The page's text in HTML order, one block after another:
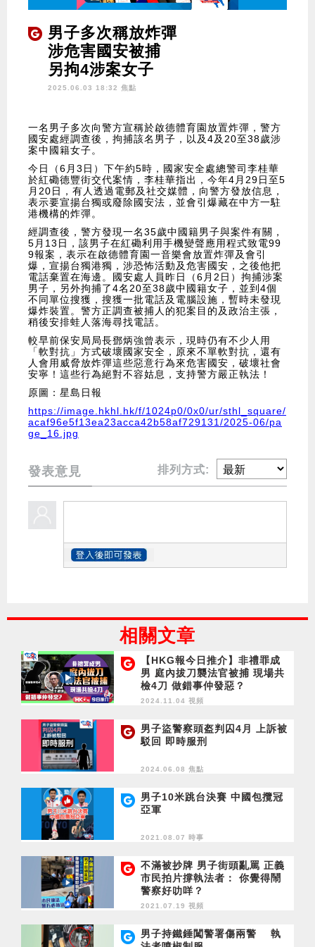
男子多次稱放炸彈
涉危害國安被捕
另拘4涉案女子
2025.06.03 18:32 焦點
一名男子多次向警方宣稱於啟德體育園放置炸彈，警方
國安處經調查後，拘捕該名男子，以及4及20至38歲涉
案中國籍女子。
今日（6月3日）下午約5時，國家安全處總警司李桂華
於紅磡德豐街交代案情，李桂華指出，今年4月29日至5
月20日，有人透過電郵及社交媒體，向警方發放信息，
表示要宣揚台獨或廢除國安法，並會引爆藏在中方一駐
港機構的炸彈。
經調查後，警方發現一名35歲中國籍男子與案件有關，
5月13日，該男子在紅磡利用手機變聲應用程式致電99
9報案，表示在啟德體育園一音樂會放置炸彈及會引
爆，宣揚台獨港獨，涉恐怖活動及危害國安，之後他把
電話棄置在海邊。國安處人員昨日（6月2日）拘捕涉案
男子，另外拘捕了4名20至38歲中國籍女子，並到4個
不同單位搜獲，搜獲一批電話及電腦設施，暫時未發現
爆炸裝置。警方正調查被捕人的犯案目的及政治主張，
稍後安排蛙人落海尋找電話。
較早前保安局局長鄧炳強曾表示，現時仍有不少人用
「軟對抗」方式破壞國家安全，原來不單軟對抗，還有
人會用威脅放炸彈這些惡意行為來危害國安，破壞社會
安寧！這些行為絕對不容姑息，支持警方嚴正執法！
原圖：星島日報
https://image.hkhl.hk/f/1024p0/0x0/ur/sthl_square/
acaf96e5f13ea23acca42b58af729131/2025-06/pa
ge_16.jpg
發表意見 排列方式:
相關文章
【HKG報今日推介】非禮罪成
男 庭內拔刀襲法官被捕 現場共
檢4刀 做錯事仲發惡？
2024.11.04 視頻
男子盜警察頭盔判囚4月 上訴被
駁回 即時服刑
2024.06.08 焦點
男子10米跳台決賽 中國包攬冠
亞軍
2021.08.07 時事
不滿被抄牌 男子街頭亂罵 正義
市民拍片撐執法者： 你覺得鬧
警察好叻咩？
2021.07.19 視頻
男子持鐵錘闖警署傷兩警 執